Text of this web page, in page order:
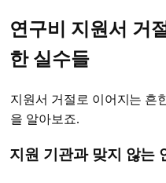
연구비 지원서 거
한 실수들
지원서 거절로 이어지는 흔
을 알아보죠.
지원 기관과 맞지 않는